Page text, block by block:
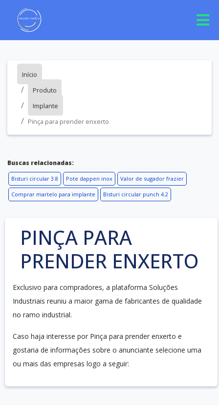
Início
Produto
Implante
Pinça para prender enxerto
Buscas relacionadas:
Bisturi circular 3.8 Pote dappen inox Valor de sugador frazier
Comprar martelo para implante Bisturi circular punch 4.2
PINÇA PARA
PRENDER ENXERTO
Exclusivo para compradores, a plataforma Soluções
Industriais reuniu a maior gama de fabricantes de qualidade
no ramo industrial.
Caso haja interesse por Pinça para prender enxerto e
gostaria de informações sobre o anunciante selecione uma
ou mais das empresas logo a seguir: